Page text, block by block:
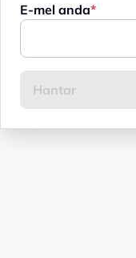
E-mel anda